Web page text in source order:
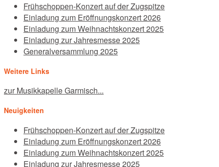
Frühschoppen-Konzert auf der Zugspitze
Einladung zum Eröffnungskonzert 2026
Einladung zum Weihnachtskonzert 2025
Einladung zur Jahresmesse 2025
Generalversammlung 2025
Weitere Links
zur Musikkapelle Garmisch...
Neuigkeiten
Frühschoppen-Konzert auf der Zugspitze
Einladung zum Eröffnungskonzert 2026
Einladung zum Weihnachtskonzert 2025
Einladung zur Jahresmesse 2025